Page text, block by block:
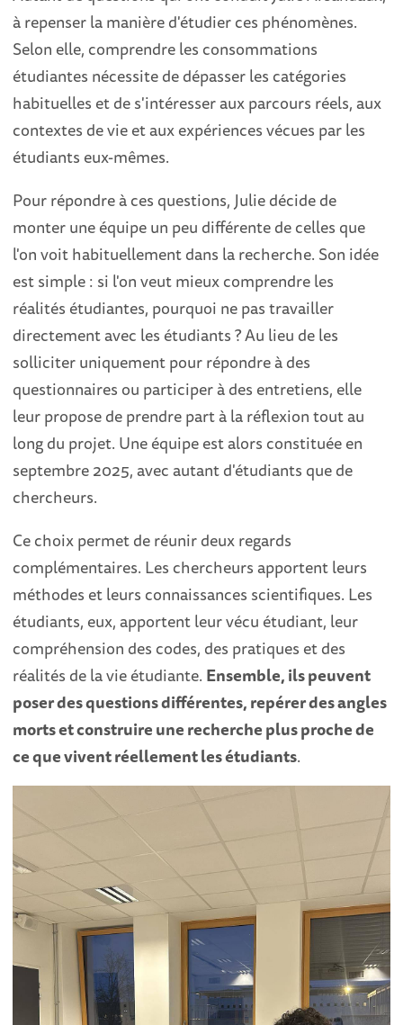
à repenser la manière d'étudier ces phénomènes.
Selon elle, comprendre les consommations
étudiantes nécessite de dépasser les catégories
habituelles et de s'intéresser aux parcours réels, aux
contextes de vie et aux expériences vécues par les
étudiants eux-mêmes.
Pour répondre à ces questions, Julie décide de
monter une équipe un peu différente de celles que
l'on voit habituellement dans la recherche. Son idée
est simple : si l'on veut mieux comprendre les
réalités étudiantes, pourquoi ne pas travailler
directement avec les étudiants ? Au lieu de les
solliciter uniquement pour répondre à des
questionnaires ou participer à des entretiens, elle
leur propose de prendre part à la réflexion tout au
long du projet. Une équipe est alors constituée en
septembre 2025, avec autant d'étudiants que de
chercheurs.
Ce choix permet de réunir deux regards
complémentaires. Les chercheurs apportent leurs
méthodes et leurs connaissances scientifiques. Les
étudiants, eux, apportent leur vécu étudiant, leur
compréhension des codes, des pratiques et des
réalités de la vie étudiante. Ensemble, ils peuvent
poser des questions différentes, repérer des angles
morts et construire une recherche plus proche de
ce que vivent réellement les étudiants.